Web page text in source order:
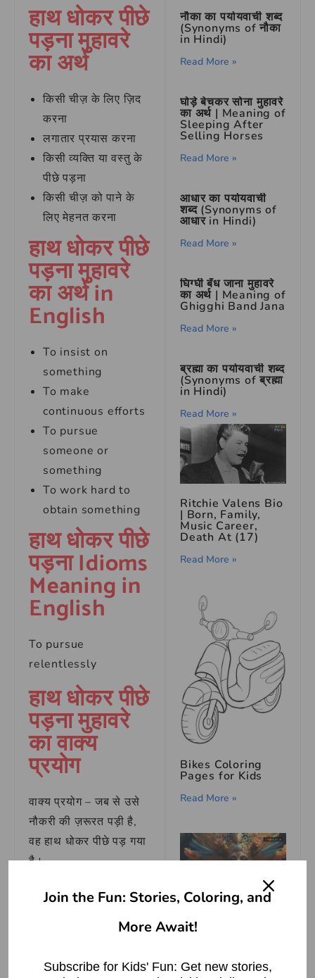
हाथ धोकर पीछे
पड़ना मुहावरे
का अर्थ
किसी चीज़ के लिए ज़िद
करना
लगातार प्रयास करना
किसी व्यक्ति या वस्तु के
पीछे पड़ना
किसी चीज़ को पाने के
लिए मेहनत करना
हाथ धोकर पीछे
पड़ना मुहावरे
का अर्थ in
English
To insist on
something
To make
continuous efforts
To pursue
someone or
something
To work hard to
obtain something
हाथ धोकर पीछे
पड़ना Idioms
Meaning in
English
To pursue
relentlessly
हाथ धोकर पीछे
पड़ना मुहावरे
का वाक्य
प्रयोग
वाक्य प्रयोग – जब से उसे
नौकरी की ज़रूरत पड़ी है,
वह हाथ धोकर पीछे पड़ गया
है।
वाक्य प्रयोग – बच्चों के
पिता हमेशा हाथ धोकर पीछे
नौका का पर्यायवाची शब्द
(Synonyms of नौका
in Hindi)
Read More »
घोड़े बेचकर सोना मुहावरे
का अर्थ | Meaning of
Sleeping After
Selling Horses
Read More »
आधार का पर्यायवाची
शब्द (Synonyms of
आधार in Hindi)
Read More »
घिग्घी बँध जाना मुहावरे
का अर्थ | Meaning of
Ghigghi Band Jana
Read More »
ब्रह्मा का पर्यायवाची शब्द
(Synonyms of ब्रह्मा
in Hindi)
Read More »
Ritchie Valens Bio
| Born, Family,
Music Career,
Death At (17)
Read More »
Bikes Coloring
Pages for Kids
Read More »
Join the Fun: Stories, Coloring, and
More Await!
Subscribe for Kids' Fun: Get new stories,